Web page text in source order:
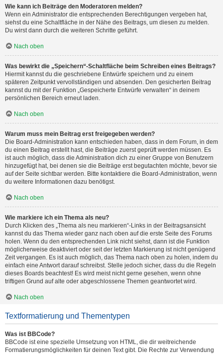
Wie kann ich Beiträge den Moderatoren melden?
Wenn ein Administrator die entsprechenden Berechtigungen vergeben hat,
siehst du eine Schaltfläche in der Nähe des Beitrags, um diesen zu melden.
Du wirst dann durch die weiteren Schritte geführt.
Nach oben
Was bewirkt die „Speichern“-Schaltfläche beim Schreiben eines Beitrags?
Hiermit kannst du die geschriebene Entwürfe speichern und zu einem
späteren Zeitpunkt vervollständigen und absenden. Den gesicherten Beitrag
kannst du mit der Funktion „Gespeicherte Entwürfe verwalten“ in deinem
persönlichen Bereich erneut laden.
Nach oben
Warum muss mein Beitrag erst freigegeben werden?
Die Board-Administration kann entschieden haben, dass in dem Forum, in dem
du einen Beitrag erstellt hast, die Beiträge zuerst geprüft werden müssen. Es
ist auch möglich, dass die Administration dich zu einer Gruppe von Benutzern
hinzugefügt hat, bei denen sie die Beiträge erst begutachten möchte, bevor sie
auf der Seite sichtbar werden. Bitte kontaktiere die Board-Administration, wenn
du weitere Informationen dazu benötigst.
Nach oben
Wie markiere ich ein Thema als neu?
Durch Klicken des „Thema als neu markieren“-Links in der Beitragsansicht
kannst du das Thema wieder ganz nach oben auf die erste Seite des Forums
holen. Wenn du den entsprechenden Link nicht siehst, dann ist die Funktion
möglicherweise deaktiviert oder seit der letzten Markierung ist nicht genügend
Zeit vergangen. Es ist auch möglich, das Thema nach oben zu holen, indem du
einfach eine Antwort darauf schreibst. Stelle jedoch sicher, dass du die Regeln
dieses Boards beachtest! Es wird meist nicht gerne gesehen, wenn ohne
triftigen Grund auf alte oder abgeschlossene Themen geantwortet wird.
Nach oben
Textformatierung und Thementypen
Was ist BBCode?
BBCode ist eine spezielle Umsetzung von HTML, die dir weitreichende
Formatierungsmöglichkeiten für deinen Text gibt. Die Rechte zur Verwendung